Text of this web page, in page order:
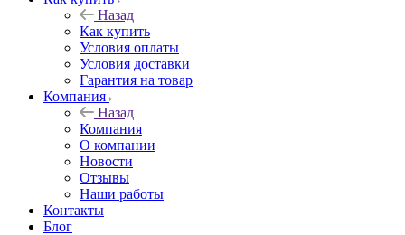
Назад
Как купить
Условия оплаты
Условия доставки
Гарантия на товар
Компания
Назад
Компания
О компании
Новости
Отзывы
Наши работы
Контакты
Блог